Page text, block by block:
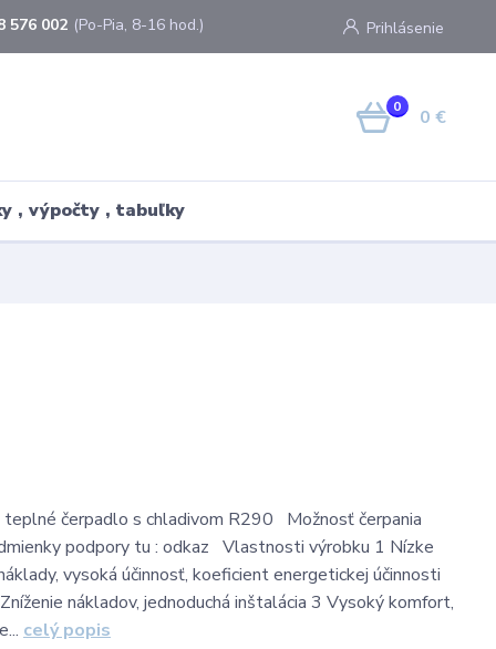
Prihlásenie
576 002 (Po-Pia, 8-16 hod.)
0 0 €
, výpočty , tabuľky
čerpadlo s chladivom R290 Možnosť čerpania
podpory tu : odkaz Vlastnosti výrobku 1 Nízke
vysoká účinnosť, koeficient energetickej účinnosti
nákladov, jednoduchá inštalácia 3 Vysoký komfort,
celý popis